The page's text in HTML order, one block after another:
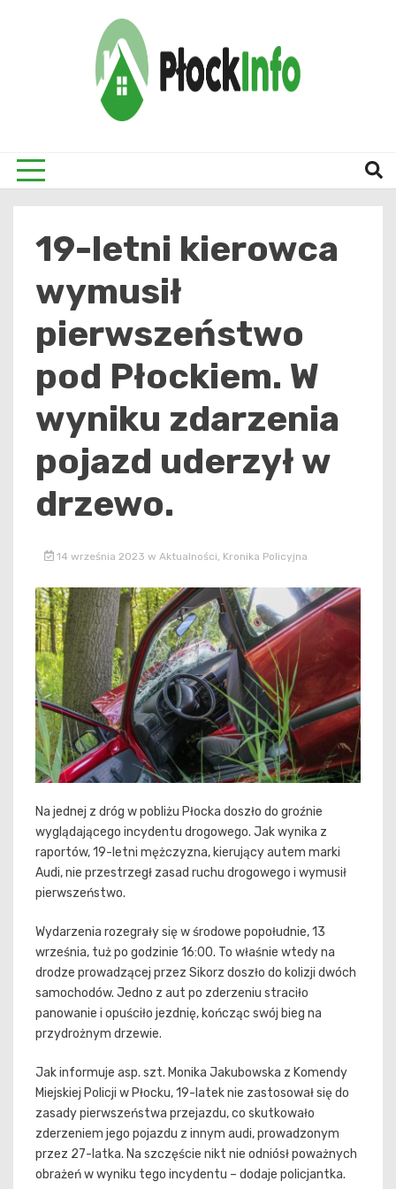
19-letni kierowca
wymusił
pierwszeństwo
pod Płockiem. W
wyniku zdarzenia
pojazd uderzył w
drzewo.
14 września 2023 w Aktualności Kronika Policyjna
Na jednej z dróg w pobliżu Płocka doszło do groźnie
wyglądającego incydentu drogowego. Jak wynika z
raportów, 19-letni mężczyzna, kierujący autem marki
Audi, nie przestrzegł zasad ruchu drogowego i wymusił
pierwszeństwo.
Wydarzenia rozegrały się w środowe popołudnie, 13
września, tuż po godzinie 16:00. To właśnie wtedy na
drodze prowadzącej przez Sikorz doszło do kolizji dwóch
samochodów. Jedno z aut po zderzeniu straciło
panowanie i opuściło jezdnię, kończąc swój bieg na
przydrożnym drzewie.
Jak informuje asp. szt. Monika Jakubowska z Komendy
Miejskiej Policji w Płocku, 19-latek nie zastosował się do
zasady pierwszeństwa przejazdu, co skutkowało
zderzeniem jego pojazdu z innym audi, prowadzonym
przez 27-latka. Na szczęście nikt nie odniósł poważnych
obrażeń w wyniku tego incydentu – dodaje policjantka.